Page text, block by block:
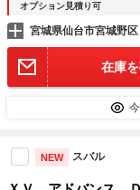
オプション見積り可
宮城県仙台市宮城野区
在庫
NEW スバル